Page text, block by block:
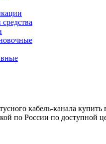
кабель-канала купить
по России по доступной